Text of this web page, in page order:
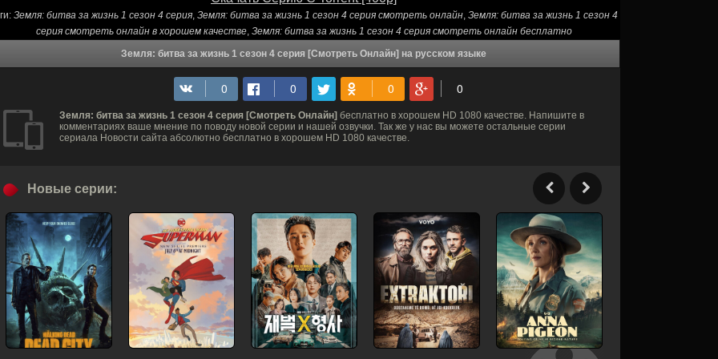
Земля: битва за жизнь 1 сезон 4 серия, Земля: битва за жизнь 1 сезон 4 серия смотреть онлайн, Земля: битва за жизнь 1 сезон 4
серия смотреть онлайн в хорошем качестве, Земля: битва за жизнь 1 сезон 4 серия смотреть онлайн бесплатно
Земля: битва за жизнь 1 сезон 4 серия [Смотреть Онлайн] на русском языке
Земля: битва за жизнь 1 сезон 4 серия [Смотреть Онлайн] бесплатно в хорошем HD 1080 качестве. Напишите в
комментариях ваше мнение по поводу новой серии и нашей озвучки. Так же у нас вы можете остальные серии
сериала Новости сайта абсолютно бесплатно в хорошем HD 1080 качестве.
Новые серии: